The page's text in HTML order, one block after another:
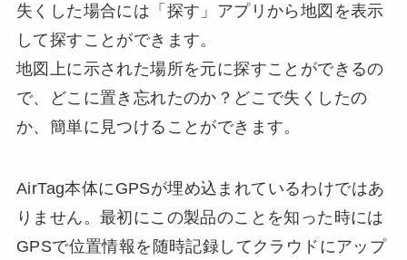
失くした場合には「探す」アプリから地図を表示
して探すことができます。
地図上に示された場所を元に探すことができるの
で、どこに置き忘れたのか？どこで失くしたの
か、簡単に見つけることができます。
AirTag本体にGPSが埋め込まれているわけではあ
りません。最初にこの製品のことを知った時には
GPSで位置情報を随時記録してクラウドにアップ